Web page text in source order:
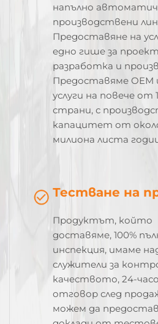
напълно
производствени
Предоставяне на
едно гише за
разработка и
Предоставяме OEM
услуги на повече от
страни, с
капацитет от
милиона листа
Тестване на
Продуктът, който
доставяме, 100%
инспекция, имаме
служители за
качеството, 24-
отговор след
можем да